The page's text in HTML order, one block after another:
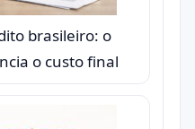
brasileiro: o
o custo final